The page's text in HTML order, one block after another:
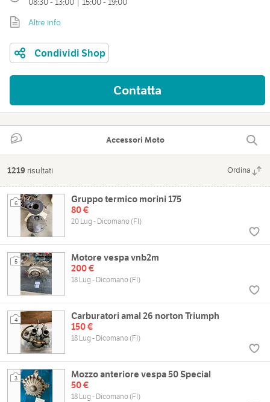
Altre info
Condividi Shop
Contatta
Accessori Moto
1219 risultati Ordina
6
Gruppo termico morini 175
80 €
20 Lug - Dicomano (FI)
5
Motore vespa vnb2m
200 €
18 Lug - Dicomano (FI)
4
Carburatori amal 26 norton Triumph
150 €
18 Lug - Dicomano (FI)
3
Mozzo anteriore vespa 50 Special
50 €
18 Lug - Dicomano (FI)